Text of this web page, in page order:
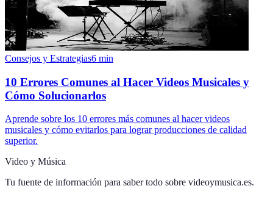
Consejos y Estrategias6 min
10 Errores Comunes al Hacer Videos Musicales y
Cómo Solucionarlos
Aprende sobre los 10 errores más comunes al hacer videos
musicales y cómo evitarlos para lograr producciones de calidad
superior.
Video y Música
Tu fuente de información para saber todo sobre videoymusica.es.